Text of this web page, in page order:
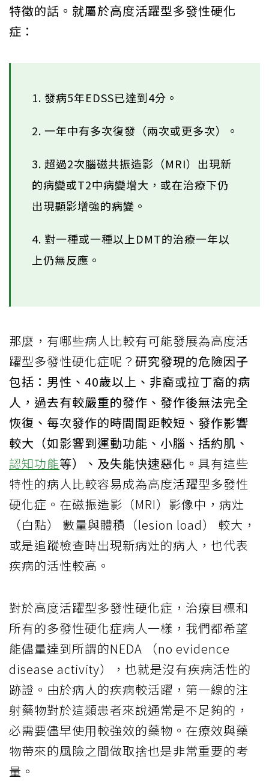
特徵的話。就屬於高度活躍型多發性硬化
症：
1. 發病5年EDSS已達到4分。
2. 一年中有多次復發（兩次或更多次）。
3. 超過2次腦磁共振造影（MRI）出現新
的病變或T2中病變增大，或在治療下仍
出現顯影增強的病變。
4. 對一種或一種以上DMT的治療一年以
上仍無反應。
那麼，有哪些病人比較有可能發展為高度活
躍型多發性硬化症呢？ 研究發現的危險因子
包括：男性、40歲以上、非裔或拉丁裔的病
人，過去有較嚴重的發作、發作後無法完全
恢復、每次發作的時間間距較短、發作影響
較大（如影響到運動功能、小腦、括約肌、
認知功能等）、及失能快速惡化。 具有這些
特性的病人比較容易成為高度活躍型多發性
硬化症。在磁振造影（MRI）影像中，病灶
（白點） 數量與體積（lesion load） 較大，
或是追蹤檢查時出現新病灶的病人，也代表
疾病的活性較高。
對於高度活躍型多發性硬化症，治療目標和
所有的多發性硬化症病人一樣，我們都希望
能儘量達到所謂的NEDA （no evidence
disease activity），也就是沒有疾病活性的
跡證。由於病人的疾病較活躍，第一線的注
射藥物對於這類患者來說通常是不足夠的，
必需要儘早使用較強效的藥物。在療效與藥
物帶來的風險之間做取捨也是非常重要的考
量。